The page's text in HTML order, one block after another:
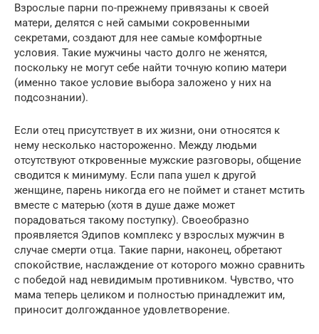
Взрослые парни по-прежнему привязаны к своей
матери, делятся с ней самыми сокровенными
секретами, создают для нее самые комфортные
условия. Такие мужчины часто долго не женятся,
поскольку не могут себе найти точную копию матери
(именно такое условие выбора заложено у них на
подсознании).
Если отец присутствует в их жизни, они относятся к
нему несколько настороженно. Между людьми
отсутствуют откровенные мужские разговоры, общение
сводится к минимуму. Если папа ушел к другой
женщине, парень никогда его не поймет и станет мстить
вместе с матерью (хотя в душе даже может
порадоваться такому поступку). Своеобразно
проявляется Эдипов комплекс у взрослых мужчин в
случае смерти отца. Такие парни, наконец, обретают
спокойствие, наслаждение от которого можно сравнить
с победой над невидимым противником. Чувство, что
мама теперь целиком и полностью принадлежит им,
приносит долгожданное удовлетворение.